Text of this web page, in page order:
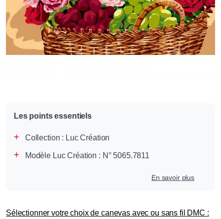
Les points essentiels
Collection : Luc Création
Modèle Luc Création : N° 5065.7811
En savoir plus
Sélectionner votre choix de canevas avec ou sans fil DMC :